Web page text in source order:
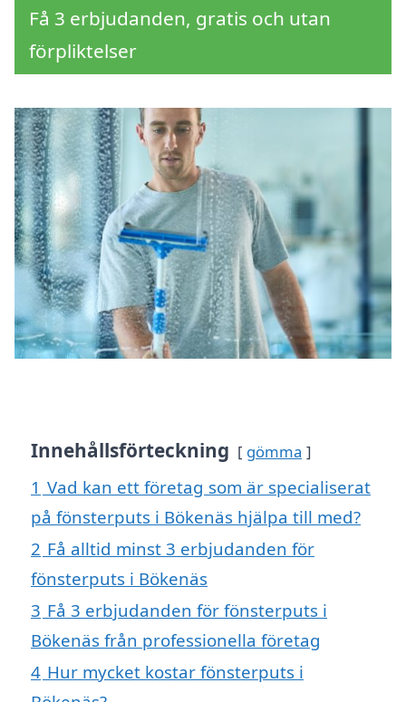
Få 3 erbjudanden, gratis och utan
förpliktelser
Innehållsförteckning gömma
1 Vad kan ett företag som är specialiserat
på fönsterputs i Bökenäs hjälpa till med?
2 Få alltid minst 3 erbjudanden för
fönsterputs i Bökenäs
3 Få 3 erbjudanden för fönsterputs i
Bökenäs från professionella företag
4 Hur mycket kostar fönsterputs i